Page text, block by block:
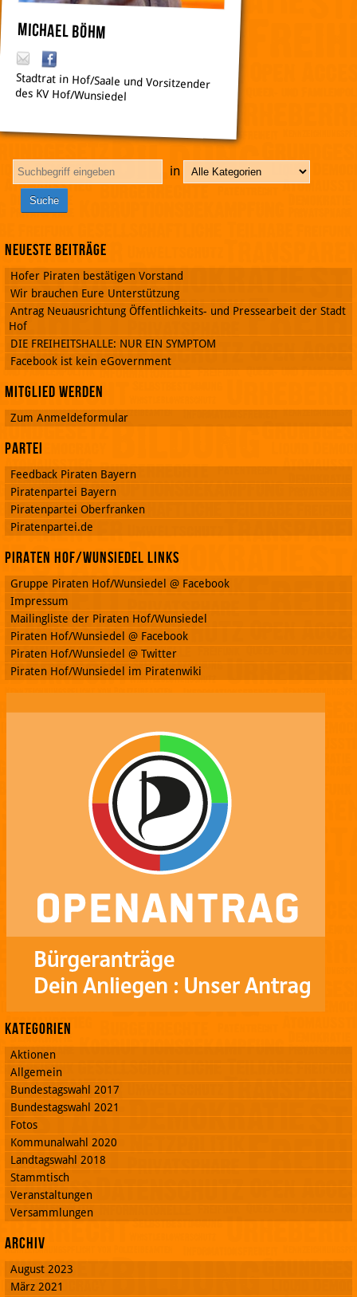
Michael Böhm
mich
ael.b
oeh
pirat
en-
hofw
un.d
e
www
.face
book
.com
/Mic
hael
Boh
mPir
Stadtrat in Hof/Saale und Vorsitzender
des KV Hof/Wunsiedel
in
Neueste Beiträge
Hofer Piraten bestätigen Vorstand
Wir brauchen Eure Unterstützung
Antrag Neuausrichtung Öffentlichkeits- und Pressearbeit der Stadt
Hof
DIE FREIHEITSHALLE: NUR EIN SYMPTOM
Facebook ist kein eGovernment
Mitglied werden
Zum Anmeldeformular
Partei
Feedback Piraten Bayern
Piratenpartei Bayern
Piratenpartei Oberfranken
Piratenpartei.de
Piraten Hof/Wunsiedel Links
Gruppe Piraten Hof/Wunsiedel @ Facebook
Impressum
Mailingliste der Piraten Hof/Wunsiedel
Piraten Hof/Wunsiedel @ Facebook
Piraten Hof/Wunsiedel @ Twitter
Piraten Hof/Wunsiedel im Piratenwiki
Kategorien
Aktionen
Allgemein
Bundestagswahl 2017
Bundestagswahl 2021
Fotos
Kommunalwahl 2020
Landtagswahl 2018
Stammtisch
Veranstaltungen
Versammlungen
Archiv
August 2023
März 2021